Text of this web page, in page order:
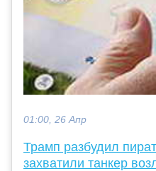
01:00, 26 Апр
Трамп разбудил
захватили танкер